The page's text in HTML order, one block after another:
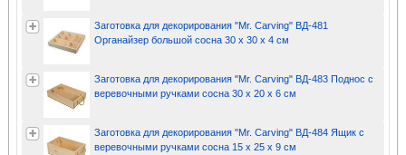
Заготовка для декорирования "Mr. Carving" ВД-481
Органайзер большой сосна 30 х 30 х 4 см
Заготовка для декорирования "Mr. Carving" ВД-483 Поднос с
веревочными ручками сосна 30 х 20 х 6 см
Заготовка для декорирования "Mr. Carving" ВД-484 Ящик с
веревочными ручками сосна 15 х 25 х 9 см